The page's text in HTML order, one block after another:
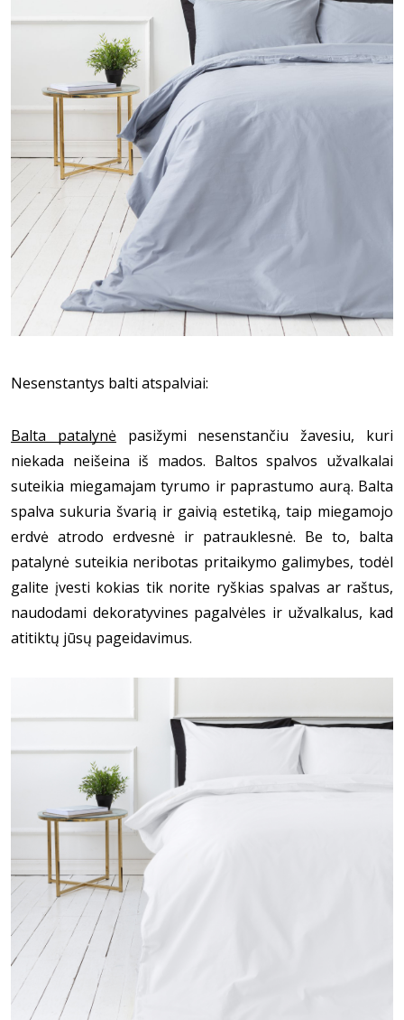
Nesenstantys balti atspalviai:
Balta patalynė pasižymi nesenstančiu žavesiu, kuri
niekada neišeina iš mados. Baltos spalvos užvalkalai
suteikia miegamajam tyrumo ir paprastumo aurą. Balta
spalva sukuria švarią ir gaivią estetiką, taip miegamojo
erdvė atrodo erdvesnė ir patrauklesnė. Be to, balta
patalynė suteikia neribotas pritaikymo galimybes, todėl
galite įvesti kokias tik norite ryškias spalvas ar raštus,
naudodami dekoratyvines pagalvėles ir užvalkalus, kad
atitiktų jūsų pageidavimus.